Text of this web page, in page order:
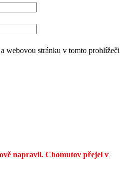
webovou stránku v tomto prohlížeči
napravil. Chomutov přejel v